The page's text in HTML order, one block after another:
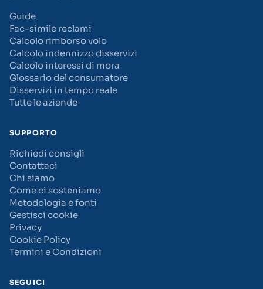
Guide
Fac-simile reclami
Calcolo rimborso volo
Calcolo indennizzo disservizi
Calcolo interessi di mora
Glossario del consumatore
Disservizi in tempo reale
Tutte le aziende
SUPPORTO
Richiedi consigli
Contattaci
Chi siamo
Come ci sosteniamo
Metodologia e fonti
Gestisci cookie
Privacy
Cookie Policy
Termini e Condizioni
SEGUICI